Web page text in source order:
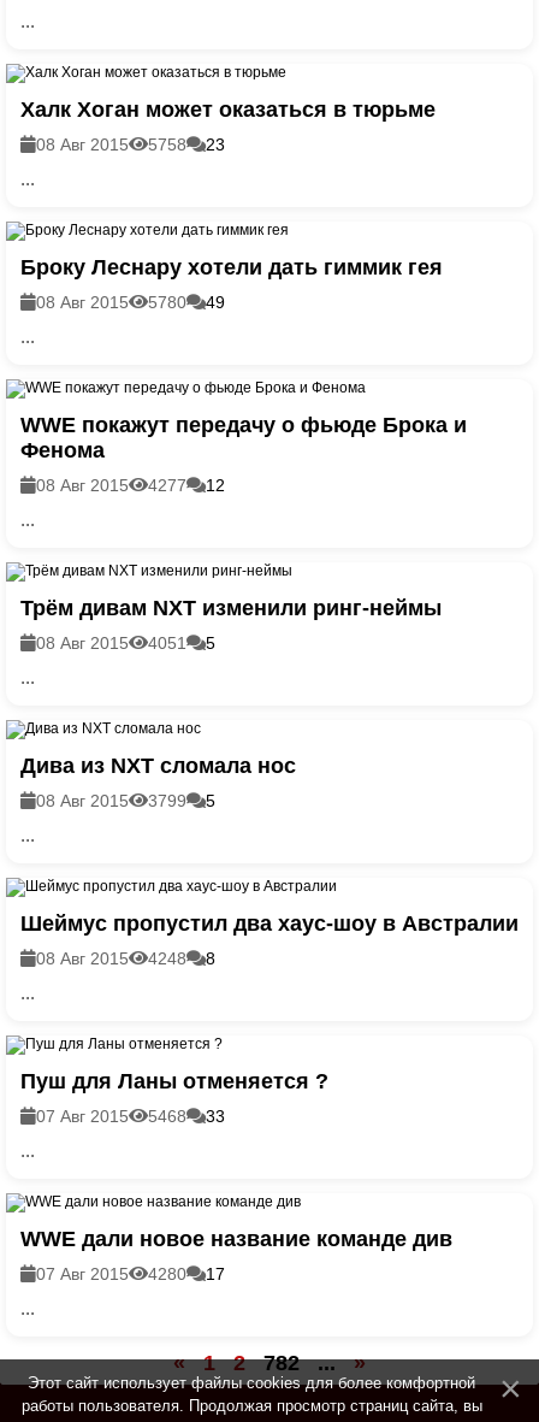
...
Халк Хоган может оказаться в тюрьме
08 Авг 2015 5758 23
...
Броку Леснару хотели дать гиммик гея
08 Авг 2015 5780 49
...
WWE покажут передачу о фьюде Брока и
Фенома
08 Авг 2015 4277 12
...
Трём дивам NXT изменили ринг-неймы
08 Авг 2015 4051 5
...
Дива из NXT сломала нос
08 Авг 2015 3799 5
...
Шеймус пропустил два хаус-шоу в Австралии
08 Авг 2015 4248 8
...
Пуш для Ланы отменяется ?
07 Авг 2015 5468 33
...
WWE дали новое название команде див
07 Авг 2015 4280 17
...
« 1 2 782 ... »
Этот сайт использует файлы cookies для более комфортной
работы пользователя. Продолжая просмотр страниц сайта, вы